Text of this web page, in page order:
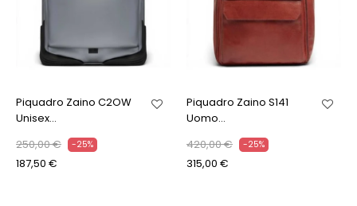
Piquadro Zaino C2OW
Unisex...
250,00 €
-25%
187,50 €
Piquadro Zaino S141
Uomo...
420,00 €
-25%
315,00 €